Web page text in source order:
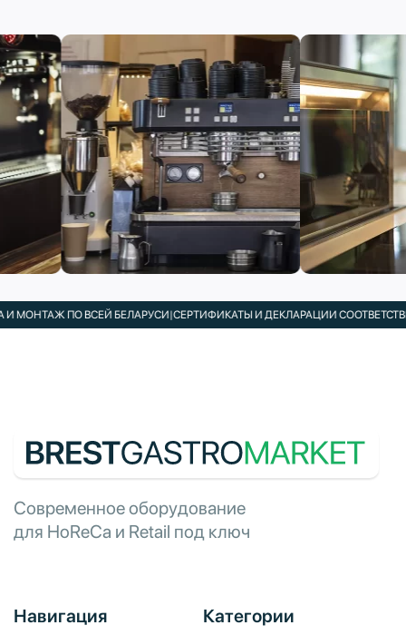
МОНТАЖ ПО ВСЕЙ БЕЛАРУСИ|СЕРТИФИКАТЫ И ДЕКЛАРАЦИИ
Современное оборудование
для HoReCa и Retail под ключ
Навигация Категории